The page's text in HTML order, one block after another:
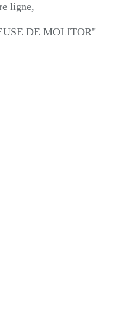
ligne,
DE MOLITOR"